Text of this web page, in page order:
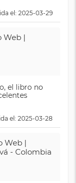
el: 2025-03-29
Web |
el libro no
el: 2025-03-28
Web |
- Colombia